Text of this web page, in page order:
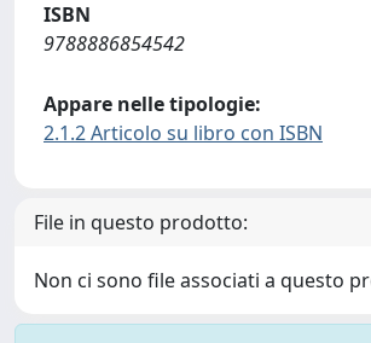
ISBN
9788886854542
Appare nelle tipologie:
2.1.2 Articolo su libro con ISBN
File in questo prodotto:
Non ci sono file associati a questo